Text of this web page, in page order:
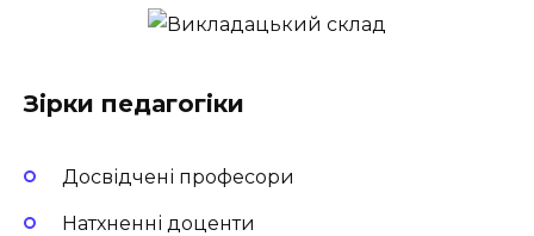
Зірки педагогіки
Досвідчені професори
Натхненні доценти